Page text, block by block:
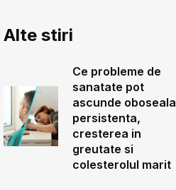
Alte stiri
Ce probleme de
sanatate pot
ascunde oboseala
persistenta,
cresterea in
greutate si
colesterolul marit